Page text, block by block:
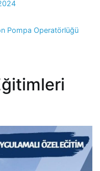
Pompa Operatörlüğü